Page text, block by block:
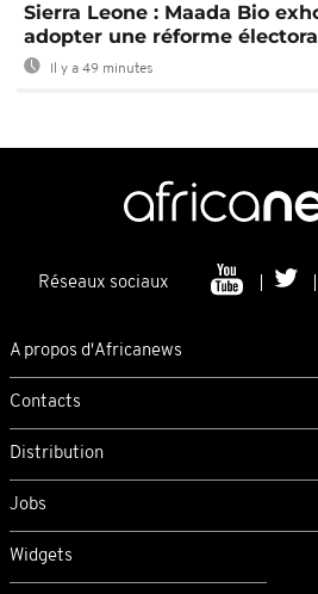
Sierra Leone : Maada Bio
adopter une réforme
Il y a 49 minutes
Réseaux sociaux
A propos d'Africanews
Contacts
Distribution
Jobs
Widgets